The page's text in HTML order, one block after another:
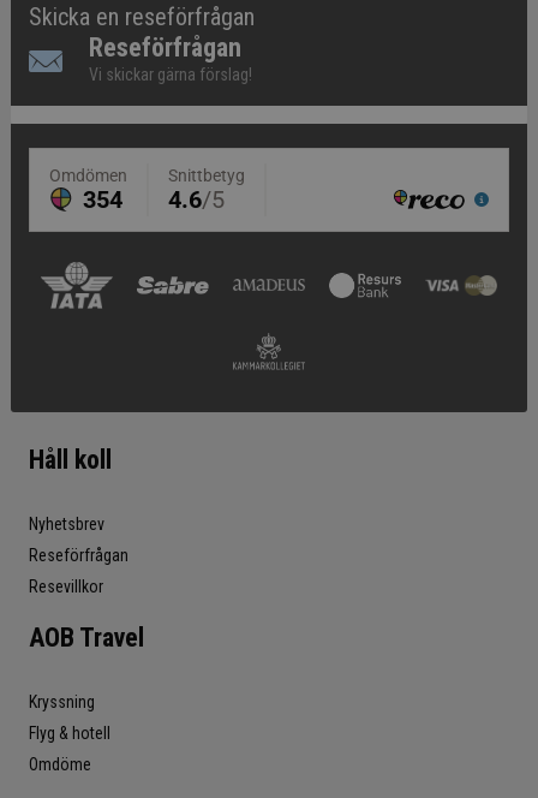
Skicka en reseförfrågan
Reseförfrågan
Vi skickar gärna förslag!
Håll koll
Nyhetsbrev
Reseförfrågan
Resevillkor
AOB Travel
Kryssning
Flyg & hotell
Omdöme